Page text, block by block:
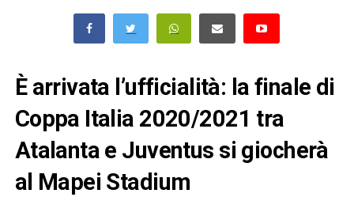
È arrivata l’ufficialità: la finale di
Coppa Italia 2020/2021 tra
Atalanta e Juventus si giocherà
al Mapei Stadium